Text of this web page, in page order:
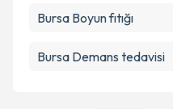
Bursa Boyun fıtığı
Bursa Demans tedavisi